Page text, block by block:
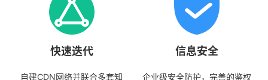
快速迭代
自建CDN网络并联合多套知
信息安全
企业级安全防护，完善的鉴权